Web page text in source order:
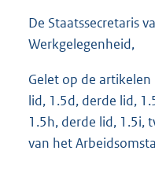
De Staatssecretaris
Werkgelegenheid,
Gelet op de
lid, 1.5d, derde lid,
1.5h, derde lid, 1.5i,
van het